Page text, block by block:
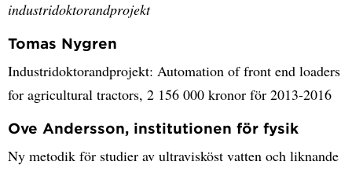
industridoktorandprojekt
Tomas Nygren
Industridoktorandprojekt: Automation of front end loaders
for agricultural tractors, 2 156 000 kronor för 2013-2016
Ove Andersson, institutionen för fysik
Ny metodik för studier av ultravisköst vatten och liknande